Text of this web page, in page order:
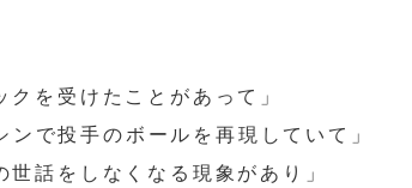
クを受けたことがあって」
で投手のボールを再現していて」
世話をしなくなる現象があり」